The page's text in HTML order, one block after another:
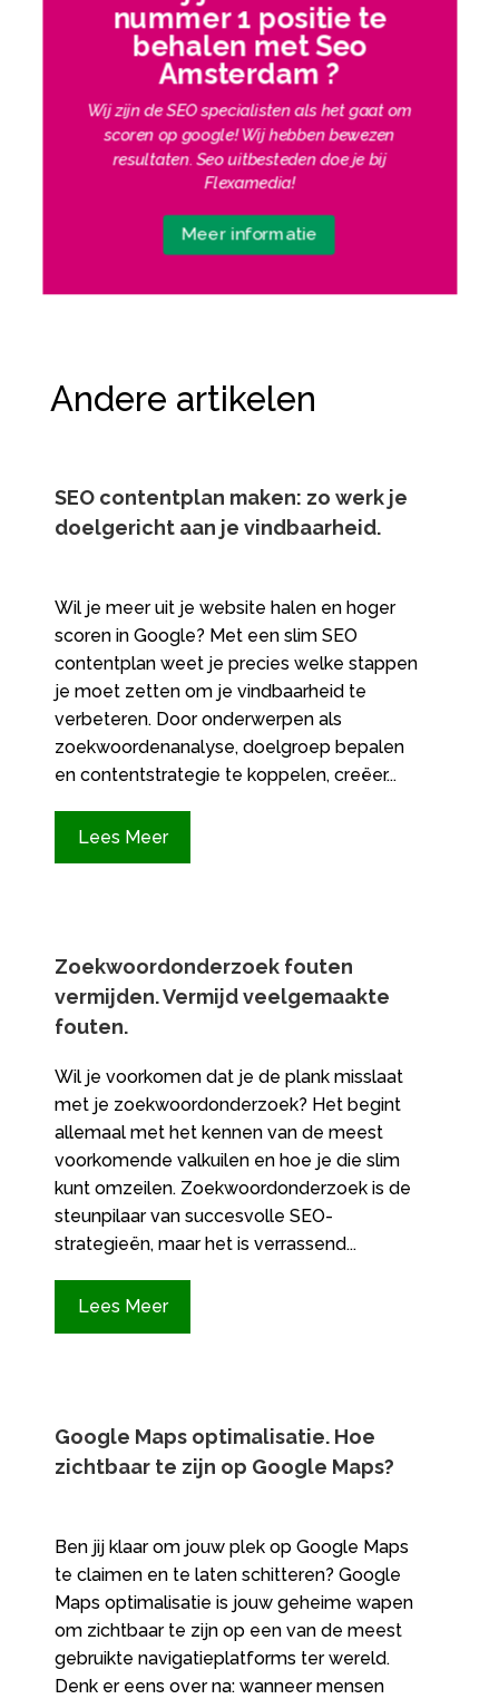
nummer 1 positie te
behalen met Seo
Amsterdam ?
Wij zijn de SEO specialisten als het gaat om
scoren op google! Wij hebben bewezen
resultaten. Seo uitbesteden doe je bij
Flexamedia!
Meer informatie
Andere artikelen
SEO contentplan maken: zo werk je
doelgericht aan je vindbaarheid.​
Wil je meer uit je website halen en hoger
scoren in Google? Met een slim SEO
contentplan weet je precies welke stappen
je moet zetten om je vindbaarheid te
verbeteren.​ Door onderwerpen als
zoekwoordenanalyse, doelgroep bepalen
en contentstrategie te koppelen, creëer...
Lees Meer
Zoekwoordonderzoek fouten
vermijden.​ Vermijd veelgemaakte
fouten.​
Wil je voorkomen dat je de plank misslaat
met je zoekwoordonderzoek? Het begint
allemaal met het kennen van de meest
voorkomende valkuilen en hoe je die slim
kunt omzeilen.​ Zoekwoordonderzoek is de
steunpilaar van succesvolle SEO-
strategieën, maar het is verrassend...
Lees Meer
Google Maps optimalisatie.​ Hoe
zichtbaar te zijn op Google Maps?
Ben jij klaar om jouw plek op Google Maps
te claimen en te laten schitteren? Google
Maps optimalisatie is jouw geheime wapen
om zichtbaar te zijn op een van de meest
gebruikte navigatieplatforms ter wereld.
Denk er eens over na: wanneer mensen